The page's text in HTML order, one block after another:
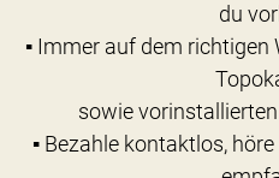
du
▪ Immer auf dem
sowie
▪ Bezahle kontaktlos,